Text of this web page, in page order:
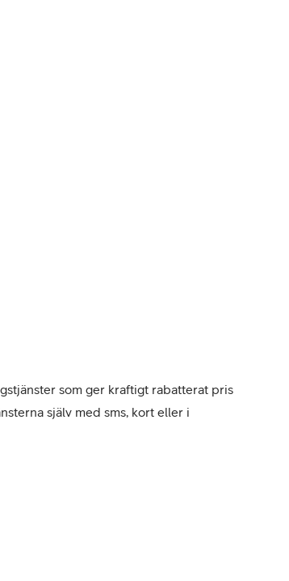
som ger kraftigt rabatterat pris
själv med sms, kort eller i